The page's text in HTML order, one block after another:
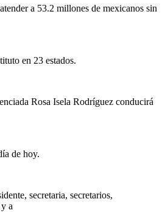
a 53.2 millones de mexicanos sin
en 23 estados.
Rosa Isela Rodríguez conducirá
de hoy.
secretaria, secretarios,
a